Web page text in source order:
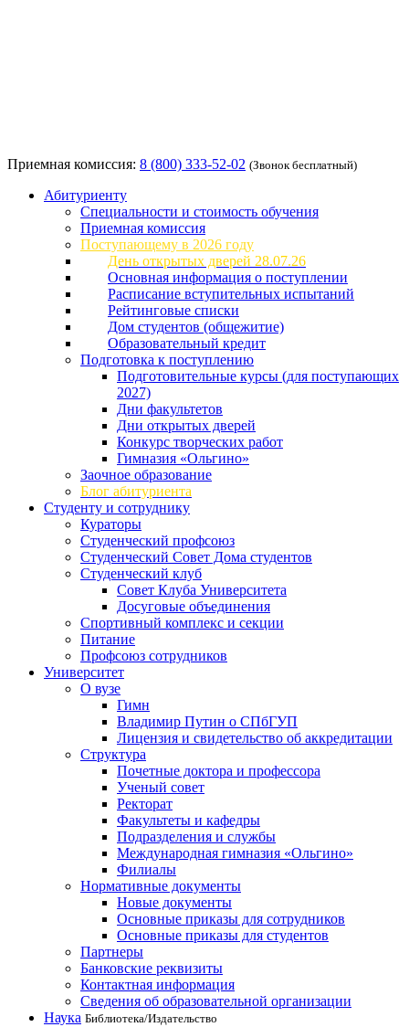
Приемная комиссия: 8 (800) 333-52-02 (Звонок бесплатный)
Абитуриенту
Специальности и стоимость обучения
Приемная комиссия
Поступающему в 2026 году
День открытых дверей 28.07.26
Основная информация о поступлении
Расписание вступительных испытаний
Рейтинговые списки
Дом студентов (общежитие)
Образовательный кредит
Подготовка к поступлению
Подготовительные курсы (для поступающих
2027)
Дни факультетов
Дни открытых дверей
Конкурс творческих работ
Гимназия «Ольгино»
Заочное образование
Блог абитуриента
Студенту и сотруднику
Кураторы
Студенческий профсоюз
Студенческий Совет Дома студентов
Студенческий клуб
Совет Клуба Университета
Досуговые объединения
Спортивный комплекс и секции
Питание
Профсоюз сотрудников
Университет
О вузе
Гимн
Владимир Путин о СПбГУП
Лицензия и свидетельство об аккредитации
Структура
Почетные доктора и профессора
Ученый совет
Ректорат
Факультеты и кафедры
Подразделения и службы
Международная гимназия «Ольгино»
Филиалы
Нормативные документы
Новые документы
Основные приказы для сотрудников
Основные приказы для студентов
Партнеры
Банковские реквизиты
Контактная информация
Сведения об образовательной организации
Наука Библиотека/Издательство